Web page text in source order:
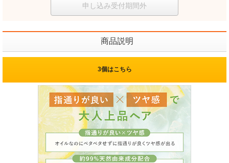
申し込み受付期間外
商品説明
3個はこちら